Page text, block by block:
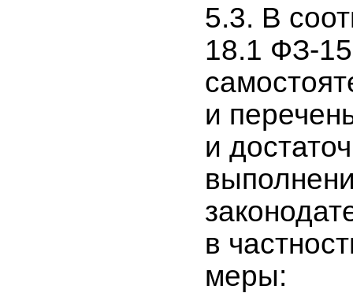
5.3. В
18.1 ФЗ-
и
и
в
меры: